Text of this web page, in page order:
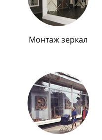
Монтаж зеркал